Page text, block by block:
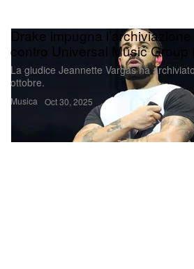
Musica
Drake impugna
contro Universal Music Group
La giudice Jeannette Vargas ha
ottobre.
Oct 30, 2025